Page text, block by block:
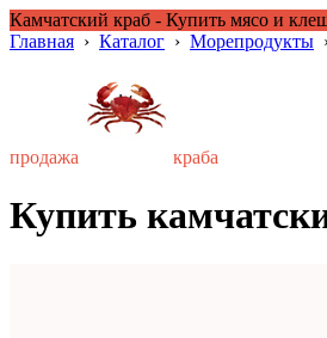
Камчатский краб - Купить мясо и
Главная › Каталог › Морепродукты
продажа краба
Купить